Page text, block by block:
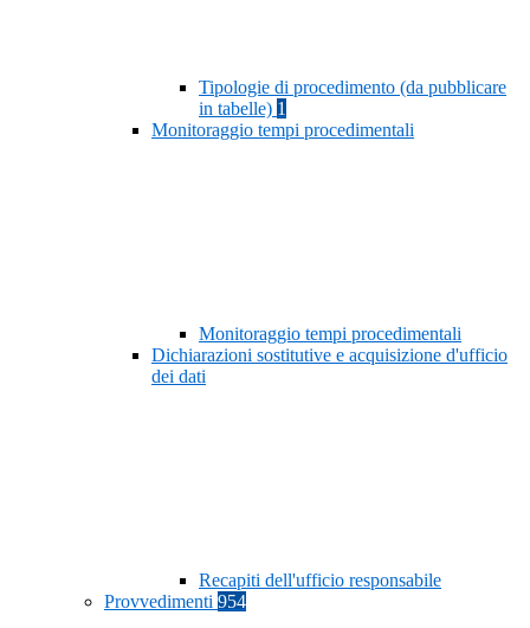
Tipologie di procedimento (da pubblicare
in tabelle) 1
Monitoraggio tempi procedimentali
Monitoraggio tempi procedimentali
Dichiarazioni sostitutive e acquisizione d'ufficio
dei dati
Recapiti dell'ufficio responsabile
Provvedimenti 954